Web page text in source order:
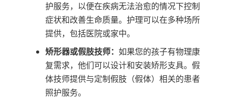
护服务，以便在疾病无法治愈的情况下控制
症状和改善生命质量。护理可以在多种场所
提供，包括医院或家中。
矫形器或假肢技师： 如果您的孩子有物理康
复需求，他们可以设计和安装矫形支具。假
体技师提供与定制假肢（假体）相关的患者
照护服务。